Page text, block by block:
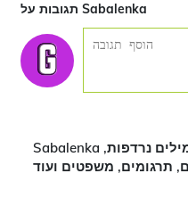
תגובות על Sabalenka
Sabalenka רומני. הגייה עם משמעויות, מילים נרדפות,